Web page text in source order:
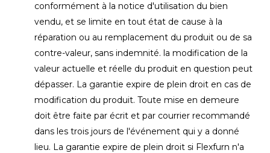
conformément à la notice d'utilisation du bien
vendu, et se limite en tout état de cause à la
réparation ou au remplacement du produit ou de sa
contre-valeur, sans indemnité. la modification de la
valeur actuelle et réelle du produit en question peut
dépasser. La garantie expire de plein droit en cas de
modification du produit. Toute mise en demeure
doit être faite par écrit et par courrier recommandé
dans les trois jours de l'événement qui y a donné
lieu. La garantie expire de plein droit si Flexfurn n'a